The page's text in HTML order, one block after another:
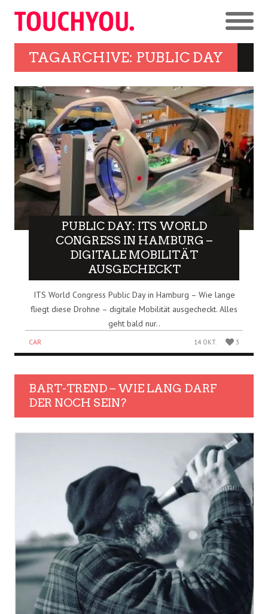
TAGARCHIVE: PUBLIC DAY
PUBLIC DAY: ITS WORLD
CONGRESS IN HAMBURG –
DIGITALE MOBILITÄT
AUSGECHECKT
ITS World Congress Public Day in Hamburg – Wie lange
fliegt diese Drohne – digitale Mobilität ausgecheckt. Alles
geht bald nur..
CAR 14 OKT. 3
BART-TREND – WIE LANG DARF
DER NOCH SEIN?